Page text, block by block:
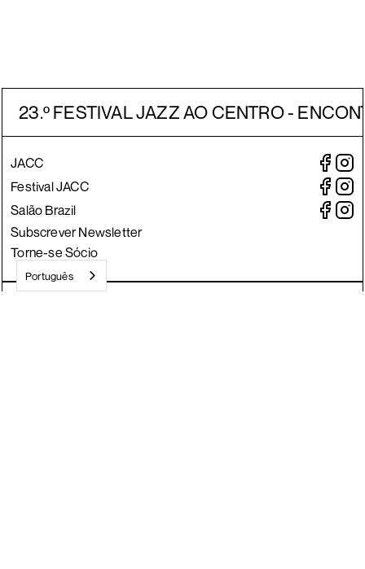
23.º FESTIVAL JAZZ AO CENTRO -
JACC
Festival JACC
Salão Brazil
Subscrever Newsletter
Torne-se Sócio
Português